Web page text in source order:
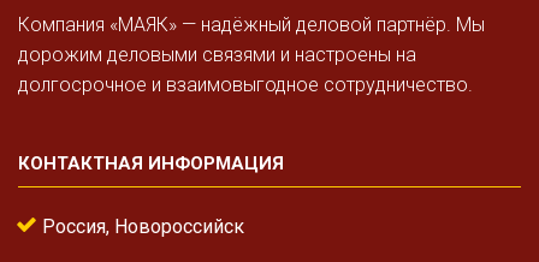
Компания «МАЯК» — надёжный деловой партнёр. Мы
дорожим деловыми связями и настроены на
долгосрочное и взаимовыгодное сотрудничество.
КОНТАКТНАЯ ИНФОРМАЦИЯ
Россия, Новороссийск